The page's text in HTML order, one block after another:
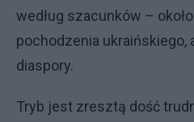
według szacunków –
pochodzenia ukraińskiego,
diaspory.
Tryb jest zresztą dość